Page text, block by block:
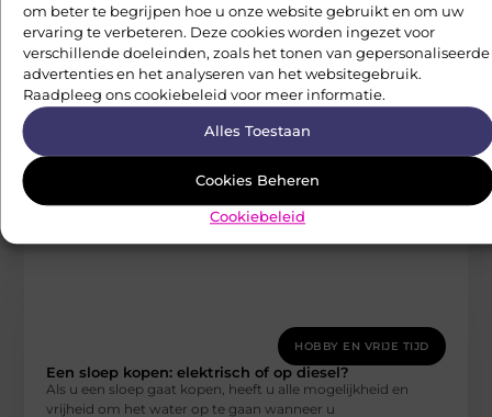
om beter te begrijpen hoe u onze website gebruikt en om uw
ervaring te verbeteren. Deze cookies worden ingezet voor
verschillende doeleinden, zoals het tonen van gepersonaliseerde
advertenties en het analyseren van het websitegebruik.
Raadpleeg ons cookiebeleid voor meer informatie.
Alles Toestaan
Cookies Beheren
Cookiebeleid
HOBBY EN VRIJE TIJD
Paardrijden bij een manege op de Veluwe
Heb je er altijd al van gedroomd om te paardrijden over de
Veluwe Trail? Dan moet je bij AHC de
Neophema Werkgroep
HOBBY EN VRIJE TIJD
Een sloep kopen: elektrisch of op diesel?
Als u een sloep gaat kopen, heeft u alle mogelijkheid en
vrijheid om het water op te gaan wanneer u